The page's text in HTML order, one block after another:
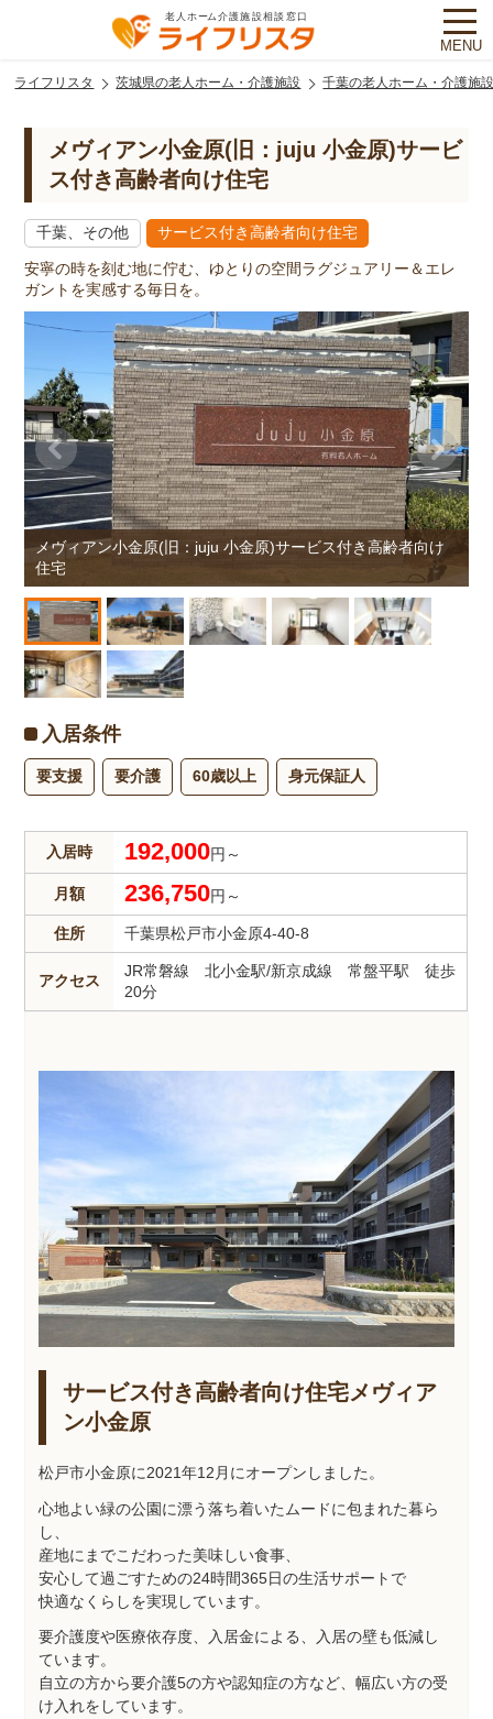
MENU
ライフリスタ 茨城県の老人ホーム・介護施設 千葉の老人ホーム・介護施
メヴィアン小金原(旧：juju 小金原)サービ
ス付き高齢者向け住宅
千葉、その他 サービス付き高齢者向け住宅
安寧の時を刻む地に佇む、ゆとりの空間ラグジュアリー＆エレ
ガントを実感する毎日を。
メヴィアン小金原(旧：juju 小金原)サービス付き高齢者向け
住宅
入居条件
要支援 要介護 60歳以上 身元保証人
入居時 192,000円～
月額 236,750円～
住所 千葉県松戸市小金原4-40-8
アクセス
JR常磐線 北小金駅/新京成線 常盤平駅 徒歩
20分
サービス付き高齢者向け住宅メヴィア
ン小金原
松戸市小金原に2021年12月にオープンしました。
心地よい緑の公園に漂う落ち着いたムードに包まれた暮ら
し、
産地にまでこだわった美味しい食事、
安心して過ごすための24時間365日の生活サポートで
快適なくらしを実現しています。
要介護度や医療依存度、入居金による、入居の壁も低減し
ています。
自立の方から要介護5の方や認知症の方など、幅広い方の受
け入れをしています。